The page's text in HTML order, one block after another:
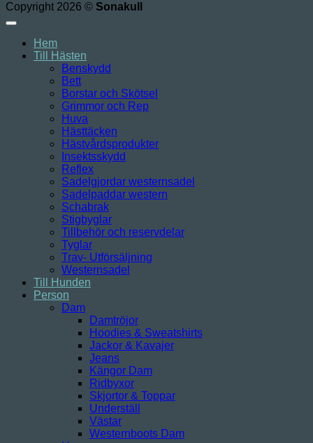
Copyright 2026 © Sonakull
Hem
Till Hästen
Benskydd
Bett
Borstar och Skötsel
Grimmor och Rep
Huva
Hästtäcken
Hästvårdsprodukter
Insektsskydd
Reflex
Sadelgjordar westernsadel
Sadelpaddar western
Schabrak
Stigbyglar
Tillbehör och reservdelar
Tyglar
Trav- Utförsäljning
Westernsadel
Till Hunden
Person
Dam
Damtröjor
Hoodies & Sweatshirts
Jackor & Kavajer
Jeans
Kängor Dam
Ridbyxor
Skjortor & Toppar
Underställ
Västar
Westernboots Dam